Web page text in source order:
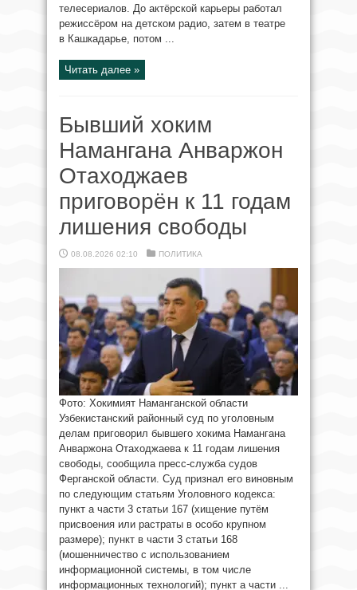
телесериалов. До актёрской карьеры работал
режиссёром на детском радио, затем в театре
в Кашкадарье, потом ...
Читать далее »
Бывший хоким
Намангана Анваржон
Отаходжаев
приговорён к 11 годам
лишения свободы
08.08.2026 02:10 ПОЛИТИКА
Фото: Хокимият Наманганской области
Узбекистанский районный суд по уголовным
делам приговорил бывшего хокима Намангана
Анваржона Отаходжаева к 11 годам лишения
свободы, сообщила пресс-служба судов
Ферганской области. Суд признал его виновным
по следующим статьям Уголовного кодекса:
пункт а части 3 статьи 167 (хищение путём
присвоения или растраты в особо крупном
размере); пункт в части 3 статьи 168
(мошенничество с использованием
информационной системы, в том числе
информационных технологий); пункт а части ...